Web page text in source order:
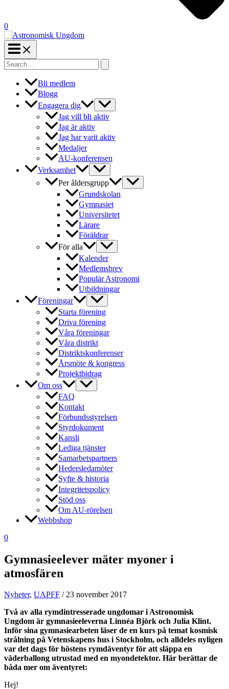
0
Search
for:
Bli medlem
Blogg
Engagera dig
Jag vill bli aktiv
Jag är aktiv
Jag har varit aktiv
Medaljer
AU-konferensen
Verksamhet
Per åldersgrupp
Grundskolan
Gymnasiet
Universitetet
Lärare
Föräldrar
För alla
Kalender
Medlemsbrev
Populär Astronomi
Utbildningar
Föreningar
Starta förening
Driva förening
Våra föreningar
Våra distrikt
Distriktskonferenser
Årsmöte & kongress
Projektbidrag
Om oss
FAQ
Kontakt
Förbundsstyrelsen
Styrdokument
Kansli
Lediga tjänster
Samarbetspartners
Hedersledamöter
Syfte & historia
Integritetspolicy
Stöd oss
Om AU-rörelsen
Webbshop
0
Gymnasieelever mäter myoner i
atmosfären
Nyheter, UAPFF /23 november 2017
Två av alla rymdintresserade ungdomar i Astronomisk
Ungdom är gymnasieeleverna Linnéa Björk och Julia Klint.
Inför sina gymnasiearbeten läser de en kurs på temat kosmisk
strålning på Vetenskapens hus i Stockholm, och alldeles nyligen
var det dags för höstens rymdäventyr för att släppa en
väderballong utrustad med en myondetektor. Här berättar de
båda mer om äventyret:
Hej!